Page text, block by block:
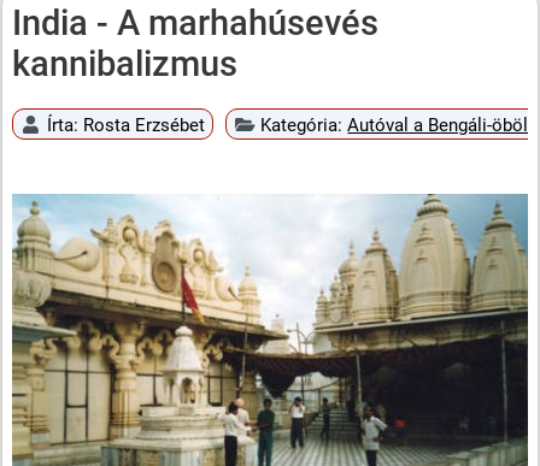
India - A marhahúsevés
kannibalizmus
Írta: Rosta Erzsébet Kategória:Autóval a Bengáli-